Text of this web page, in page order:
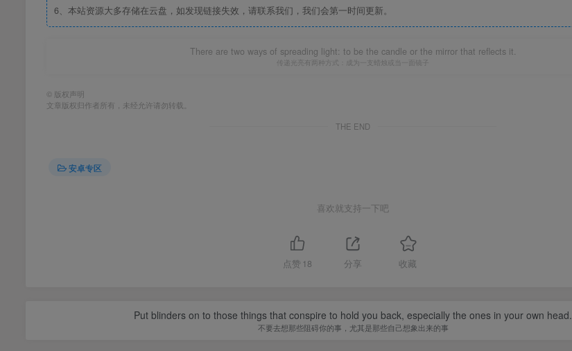
6、本站资源大多存储在云盘，如发现链接失效，请联系我们，我们会第一时间更新。
There are two ways of spreading light: to be the candle or the mirror that reflects it.
传递光亮有两种方式：成为一支蜡烛或当一面镜子
© 版权声明
文章版权归作者所有，未经允许请勿转载。
THE END
安卓专区
喜欢就支持一下吧
点赞 18 分享 收藏
Put blinders on to those things that conspire to hold you back, especially the ones in your own head.
不要去想那些阻碍你的事，尤其是那些自己想象出来的事